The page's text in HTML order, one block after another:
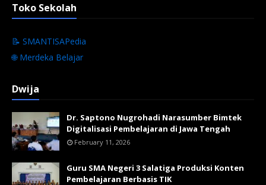
Toko Sekolah
📝 SMANTISAPedia
🌐 Merdeka Belajar
Dwija
Dr. Saptono Nugrohadi Narasumber Bimtek
Digitalisasi Pembelajaran di Jawa Tengah
February 11, 2026
Guru SMA Negeri 3 Salatiga Produksi Konten
Pembelajaran Berbasis TIK